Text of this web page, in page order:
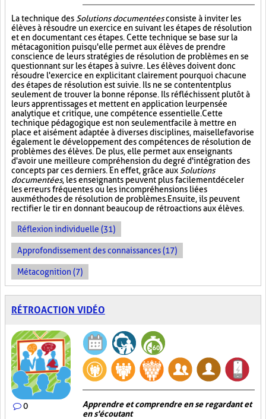
La technique des Solutions documentéesconsiste à inviter les
élèves à résoudre un exercice en suivant les étapes de résolution
et en documentant ces étapes. Cette technique se base sur la
métacagonition puisqu'elle permet aux élèves de prendre
conscience de leurs stratégies de résolution de problèmes en se
questionnant sur les étapes à suivre. Les élèves doivent donc
résoudre l'exercice en explicitant clairement pourquoi chacune
des étapes de résolution est suivie. Ils ne se contentent plus
seulement de trouver la bonne réponse. Ils réfléchissent plutôt à
leurs apprentissages et mettent en application leur pensée
analytique et critique, une compétence essentielle. Cette
technique pédagogique est non seulement facile à mettre en
place et aisément adaptée à diverses disciplines, mais elle favorise
également le développement des compétences de résolution de
problèmes des élèves. De plus, elle permet aux enseignants
d'avoir une meilleure compréhension du degré d'intégration des
concepts par ces derniers. En effet, grâce aux Solutions
documentées, les enseignants peuvent plus facilement déceler
les erreurs fréquentes ou les incompréhensions liées
aux méthodes de résolution de problèmes. Ensuite, ils peuvent
rectifier le tir en donnant beaucoup de rétroactions aux élèves.
Réflexion individuelle (31)
Approfondissement des connaissances (17)
Métacognition (7)
RÉTROACTION VIDÉO
0
Apprendre et comprendre en se regardant et
en s'écoutant